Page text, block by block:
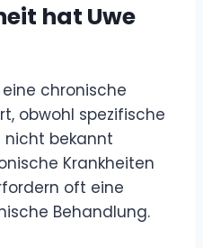
hat Uwe
eine chronische
obwohl spezifische
nicht bekannt
Krankheiten
oft eine
Behandlung.